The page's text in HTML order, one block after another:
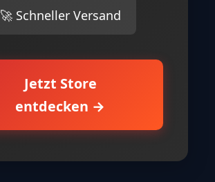
🚀 Schneller Versand
Jetzt Store
entdecken →